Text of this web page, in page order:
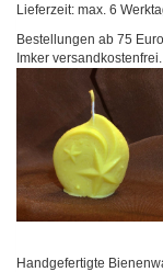
Lieferzeit: max. 6
Bestellungen ab 75
Imker versandkostenfrei.
Handgefertigte